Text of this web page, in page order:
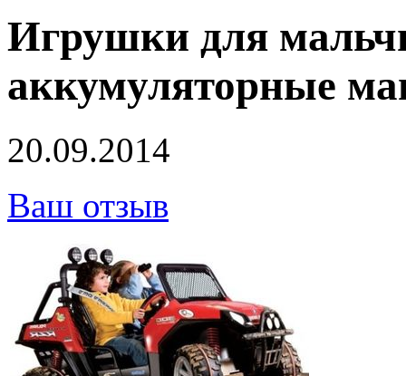
Игрушки для
аккумуляторные
20.09.2014
Ваш отзыв